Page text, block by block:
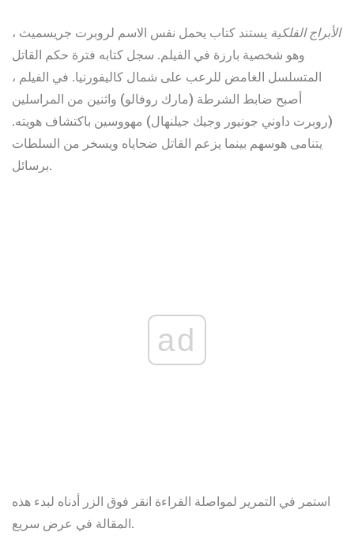
الأبراج الفلكية يستند كتاب يحمل نفس الاسم لروبرت جريسميث ،
وهو شخصية بارزة في الفيلم. سجل كتابه فترة حكم القاتل
المتسلسل الغامض للرعب على شمال كاليفورنيا. في الفيلم ،
أصبح ضابط الشرطة (مارك روفالو) واثنين من المراسلين
(روبرت داوني جونيور وجيك جيلنهال) مهووسين باكتشاف هويته.
يتنامى هوسهم بينما يزعم القاتل ضحاياه ويسخر من السلطات
برسائل.
ad
استمر في التمرير لمواصلة القراءة انقر فوق الزر أدناه لبدء هذه
المقالة في عرض سريع.